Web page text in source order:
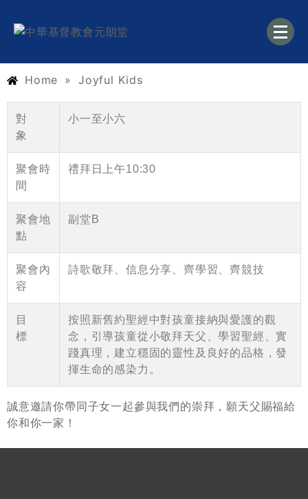
中華基督教會元朗堂
Home » Joyful Kids
對
象
小一至小六
聚會時
間
禮拜日上午10:30
聚會地
點
副堂B
聚會內
容
詩歌敬拜、信息分享、齊學習、齊競技
目
標
按照新舊約聖經中對孩童接納與愛護的觀
念，引導孩童從小敬拜天父、學習聖經、實
踐真理，建立穩固的靈性及良好的品格，發
揮生命的感染力。
誠意邀請你帶同子女一起參與我們的崇拜，願天父賜福給
你和你一家！